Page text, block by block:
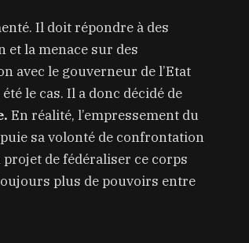
Il doit répondre à des
la menace sur des
avec le gouverneur de l’Etat
le cas. Il a donc décidé de
En réalité, l’empressement du
sa volonté de confrontation
de fédéraliser ce corps
plus de pouvoirs entre